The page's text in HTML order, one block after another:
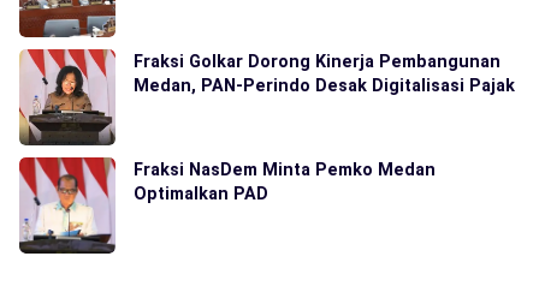
Fraksi Golkar Dorong Kinerja Pembangunan
Medan, PAN-Perindo Desak Digitalisasi Pajak
Fraksi NasDem Minta Pemko Medan
Optimalkan PAD